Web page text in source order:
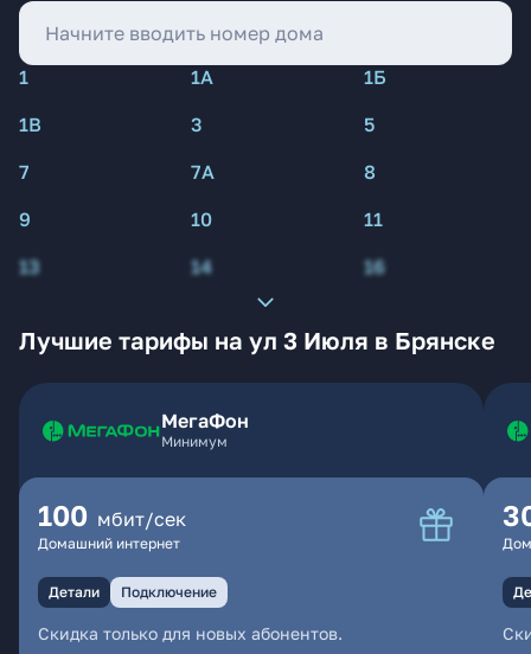
1 1А
1Б
1В
3
5
7
7А
8
9
10
11
13
14 16
Лучшие тарифы на ул 3 Июля в Брянске
МегаФон
Минимум
100 мбит/сек
Домашний интернет
Детали Подключение
Скидка только для новых абонентов.